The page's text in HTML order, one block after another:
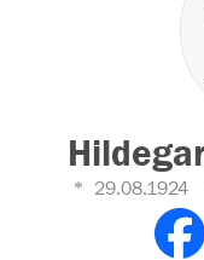
29.08.1924